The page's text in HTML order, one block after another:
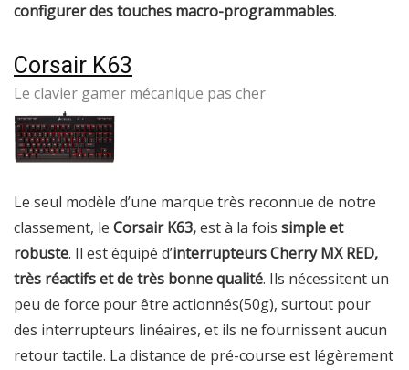
configurer des touches macro-programmables.
Corsair K63
Le clavier gamer mécanique pas cher
Le seul modèle d’une marque très reconnue de notre
classement, le Corsair K63,est à la fois simple et
robuste. Il est équipé d’interrupteurs Cherry MX RED,
très réactifs et de très bonne qualité. Ils nécessitent un
peu de force pour être actionnés(50g), surtout pour
des interrupteurs linéaires, et ils ne fournissent aucun
retour tactile. La distance de pré-course est légèrement